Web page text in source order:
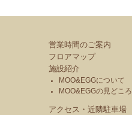
営業時間のご案内
フロアマップ
施設紹介
MOO&EGGについて
MOO&EGGの見どころ
アクセス・近隣駐車場